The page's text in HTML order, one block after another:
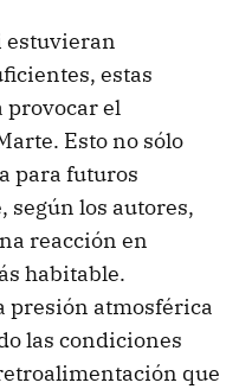
estuvieran
estas
el
Esto no sólo
para futuros
según los autores,
reacción en
habitable.
presión atmosférica
las condiciones
que